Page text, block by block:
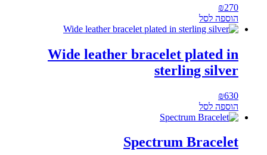
₪270
הוספה לסל
Wide leather bracelet plated in
sterling silver
₪630
הוספה לסל
Spectrum Bracelet